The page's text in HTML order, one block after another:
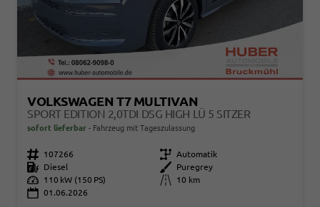
VOLKSWAGEN T7 MULTIVAN
SPORT EDITION 2,0TDI DSG HIGH LÜ 5 SITZER
sofort lieferbar Fahrzeug mit Tageszulassung
Fahrzeugnr. 107266 Getriebe Automatik
Kraftstoff
Diesel Außenfarbe
Puregrey
Leistung
110 kW (150 PS) Kilometerstand
10 km
01.06.2026